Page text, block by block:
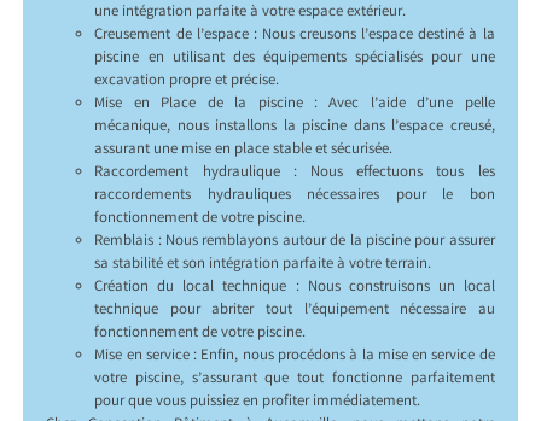
une intégration parfaite à votre espace extérieur.
Creusement de l’espace : Nous creusons l’espace destiné à la
piscine en utilisant des équipements spécialisés pour une
excavation propre et précise.
Mise en Place de la piscine : Avec l’aide d’une pelle
mécanique, nous installons la piscine dans l’espace creusé,
assurant une mise en place stable et sécurisée.
Raccordement hydraulique : Nous effectuons tous les
raccordements hydrauliques nécessaires pour le bon
fonctionnement de votre piscine.
Remblais : Nous remblayons autour de la piscine pour assurer
sa stabilité et son intégration parfaite à votre terrain.
Création du local technique : Nous construisons un local
technique pour abriter tout l’équipement nécessaire au
fonctionnement de votre piscine.
Mise en service : Enfin, nous procédons à la mise en service de
votre piscine, s’assurant que tout fonctionne parfaitement
pour que vous puissiez en profiter immédiatement.